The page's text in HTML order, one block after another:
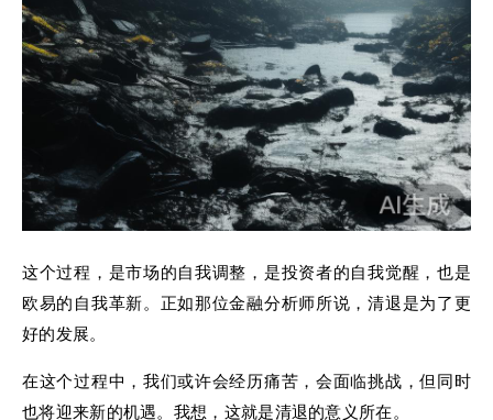
这个过程，是市场的自我调整，是投资者的自我觉醒，也是
欧易的自我革新。正如那位金融分析师所说，清退是为了更
好的发展。
在这个过程中，我们或许会经历痛苦，会面临挑战，但同时
也将迎来新的机遇。我想，这就是清退的意义所在。